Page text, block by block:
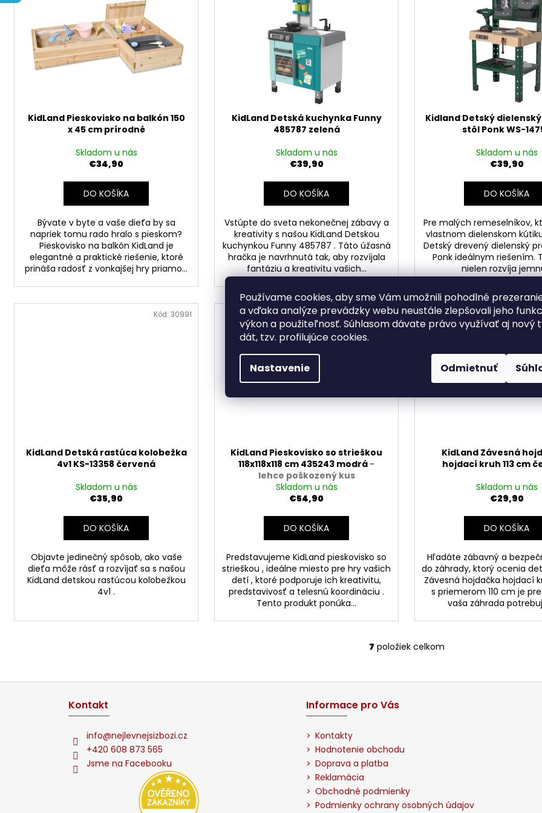
Používame cookies, aby sme Vám umožnili pohodlné
a vďaka analýze prevádzky webu neustále zlepšovali jeho
výkon a použiteľnosť. Súhlasom dávate právo využívať aj nový
dát, tzv. profilujúce cookies.
Nastavenie Odmietnuť
e
KidLand Pieskovisko na balkón 150
x 45 cm prírodné
Skladom u nás
€34,90
DO KOŠÍKA
Bývate v byte a vaše dieťa by sa
napriek tomu rado hralo s pieskom?
Pieskovisko na balkón KidLand je
elegantné a praktické riešenie, ktoré
prináša radosť z vonkajšej hry priamo...
KidLand Detská kuchynka Funny
485787 zelená
Skladom u nás
€39,90
DO KOŠÍKA
Vstúpte do sveta nekonečnej zábavy a
kreativity s našou KidLand Detskou
kuchynkou Funny 485787 . Táto úžasná
hračka je navrhnutá tak, aby rozvíjala
fantáziu a kreativitu vašich...
Kidland Detský
stôl Ponk WS-
Skladom u nás
€39,90
DO KOŠÍKA
Pre malých remeselníkov,
vlastnom dielenskom
Detský drevený dielenský
Ponk ideálnym riešením.
nielen rozvíja
KidLand Detská rastúca kolobežka
4v1 KS-13358 červená
Skladom u nás
€35,90
DO KOŠÍKA
Objavte jedinečný spôsob, ako vaše
dieťa môže rásť a rozvíjať sa s našou
KidLand detskou rastúcou kolobežkou
4v1 .
Kód: 30991
KidLand Pieskovisko so strieškou
118x118x118 cm 435243 modrá -
lehce poškozený kus
Skladom u nás
€54,90
DO KOŠÍKA
Predstavujeme KidLand pieskovisko so
strieškou , ideálne miesto pre hry vašich
detí , ktoré podporuje ich kreativitu,
predstavivosť a telesnú koordináciu .
Tento produkt ponúka...
Kód:58296
KidLand Závesná
hojdací kruh 113 cm
Skladom u nás
€29,90
DO KOŠÍKA
Hľadáte zábavný a
do záhrady, ktorý ocenia
Závesná hojdačka hojdací
s priemerom 110 cm je
vaša záhrada
O
l
r
v
7 položiek celkom
COUNTRYSIDE DREVENÉ DLAŽDICE
30X30X2 CM HG10745 SADA 10
KUSOV
€24,90
DOLU 2678 DETSKÝ ZÁHRADNÝ
SET STÔL A 2 STOLIČKY BIELE
€19,90
LEGO
AMERIKA VS.
€19,90
Z
Kontakt
info@nejlevnejsizbozi.cz
+420 608 873 565
Jsme na Facebooku
Informace pro Vás
Kontakty
Hodnotenie obchodu
Doprava a platba
Reklamácia
Obchodné podmienky
Podmienky ochrany osobných údajov